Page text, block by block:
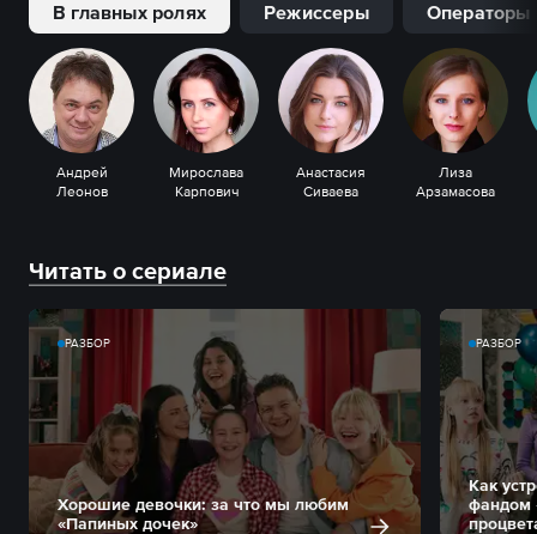
В главных ролях Режиссеры Операторы
Андрей
Леонов
Мирослава
Карпович
Анастасия
Сиваева
Лиза
Арзамасова
Читать о сериале
РАЗБОР
Хорошие девочки: за что мы любим
«Папиных дочек»
РАЗБОР
Как
фандом